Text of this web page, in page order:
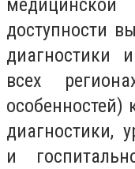
доступности
диагностики
всех
особенностей)
диагностики,
и